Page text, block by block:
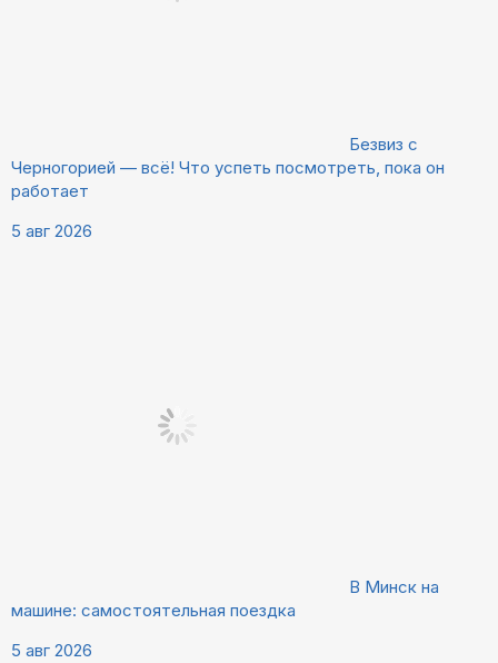
Безвиз с
Черногорией — всё! Что успеть посмотреть, пока он
работает
5 авг 2026
В Минск на
машине: самостоятельная поездка
5 авг 2026